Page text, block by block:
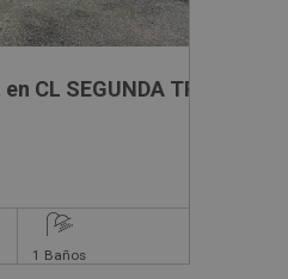
CL SEGUNDA TRAVESIA
1 Baños